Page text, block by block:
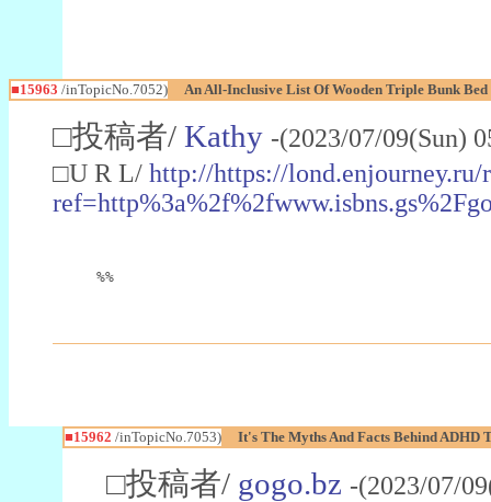
■15963 /inTopicNo.7052) An All-Inclusive List Of Wooden Triple Bunk Bed
□投稿者/ Kathy -(2023/07/09(Sun)
□U R L/ http://https://lond.enjourney.ru/
%%
■15962 /inTopicNo.7053) It's The Myths And Facts Behind ADHD
□投稿者/ gogo.bz -(2023/07/